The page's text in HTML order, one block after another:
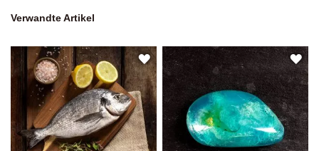
Verwandte Artikel
ZUR
WUNSCHLISTE
HINZUFÜGEN